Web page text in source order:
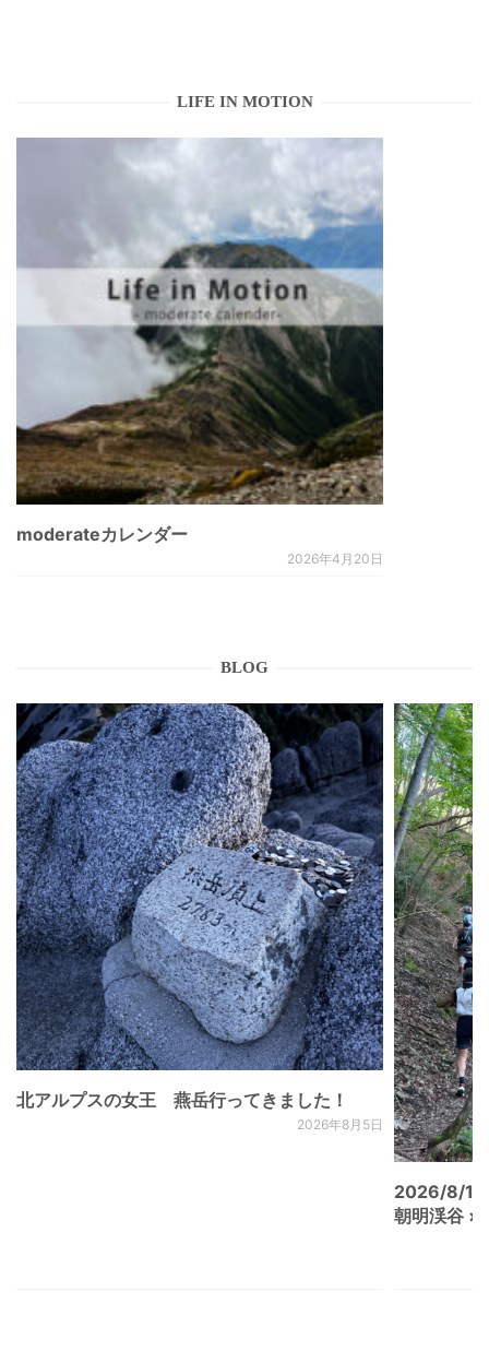
LIFE IN MOTION
moderateカレンダー
2026年4月20日
BLOG
北アルプスの女王 燕岳行ってきました！
2026年8月5日
2026/8/
朝明渓谷 ×